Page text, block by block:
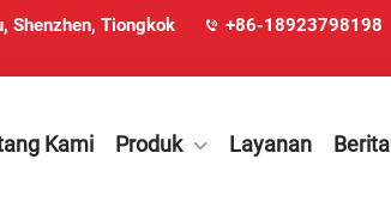
Shenzhen, Tiongkok +86-18923798198
Kami Produk Layanan Berita